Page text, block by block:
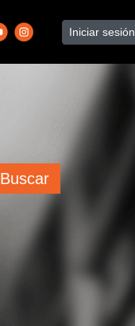
Iniciar sesión
Buscar